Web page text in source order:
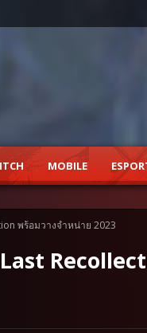
MOBILE
พร้อมวางจำหน่าย 2023
Last